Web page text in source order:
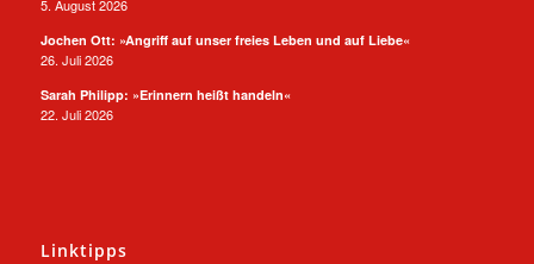
5. August 2026
Jochen Ott: »Angriff auf unser freies Leben und auf Liebe«
26. Juli 2026
Sarah Philipp: »Erinnern heißt handeln«
22. Juli 2026
Linktipps